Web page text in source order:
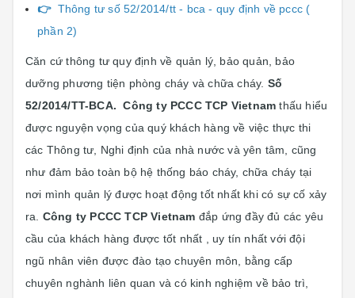
👉 Thông tư số 52/2014/tt - bca - quy định về pccc (
phần 2)
Căn cứ thông tư quy định về quản lý, bảo quản, bảo
dưỡng phương tiện phòng cháy và chữa cháy. Số
52/2014/TT-BCA. Công ty PCCC TCP Vietnam thấu hiểu
được nguyện vọng của quý khách hàng về việc thực thi
các Thông tư, Nghi định của nhà nước và yên tâm, cũng
như đảm bảo toàn bộ hệ thống báo cháy, chữa cháy tại
nơi mình quản lý được hoạt động tốt nhất khi có sự cố xảy
ra. Công ty PCCC TCP Vietnam đắp ứng đầy đủ các yêu
cầu của khách hàng được tốt nhất , uy tín nhất với đội
ngũ nhân viên được đào tạo chuyên môn, bằng cấp
chuyên nghành liên quan và có kinh nghiệm về bảo trì,